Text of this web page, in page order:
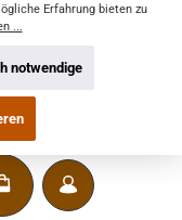
zur
Ireland Limited
Irland;
Videos in einem
„Erweiterter
von
Erfahrung bieten zu
...
notwendige